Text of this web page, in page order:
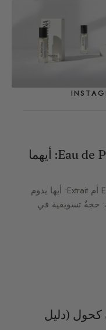
Eau de Toilette مقابل Eau de Parfum: أيهما
المحتوياتEau de Toilette أم Eau de Parfum أم Extrait: أيها يدوم
حجةٌ تسويقية في
كحول (دليل